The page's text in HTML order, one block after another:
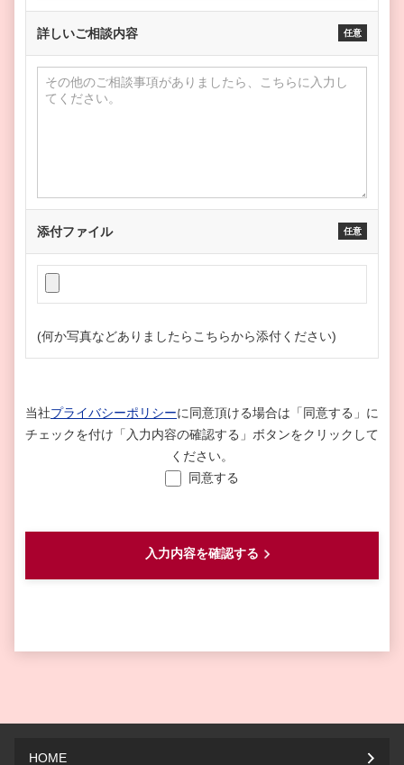
詳しいご相談内容 任意
添付ファイル 任意
(何か写真などありましたらこちらから添付ください)
当社プライバシーポリシーに同意頂ける場合は 「同意する」に
チェックを付け「入力内容の確認する」ボタンをクリックして
ください。
同意する
HOME